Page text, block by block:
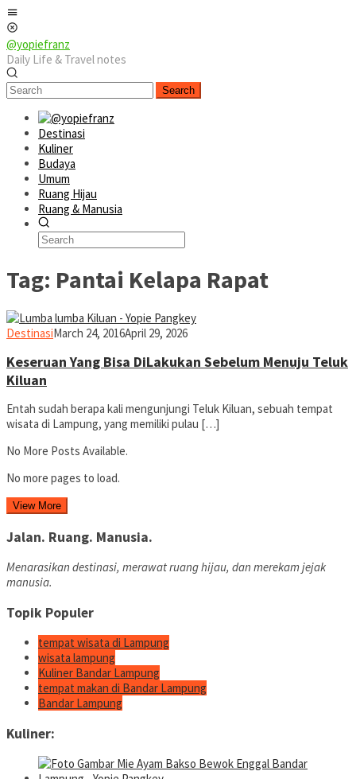
Skip
to
content
@yopiefranz
Daily Life & Travel notes
Search
Destinasi
Kuliner
Budaya
Umum
Ruang Hijau
Ruang & Manusia
Tag: Pantai Kelapa Rapat
Destinasiyopiefranz
March 24, 2016April 29, 2026
Keseruan Yang Bisa DiLakukan Sebelum Menuju Teluk
Kiluan
Entah sudah berapa kali mengunjungi Teluk Kiluan, sebuah tempat
wisata di Lampung, yang memiliki pulau […]
No More Posts Available.
No more pages to load.
View More
Jalan. Ruang. Manusia.
Menarasikan destinasi, merawat ruang hijau, dan merekam jejak
manusia.
Topik Populer
tempat wisata di Lampung
wisata lampung
Kuliner Bandar Lampung
tempat makan di Bandar Lampung
Bandar Lampung
Kuliner: